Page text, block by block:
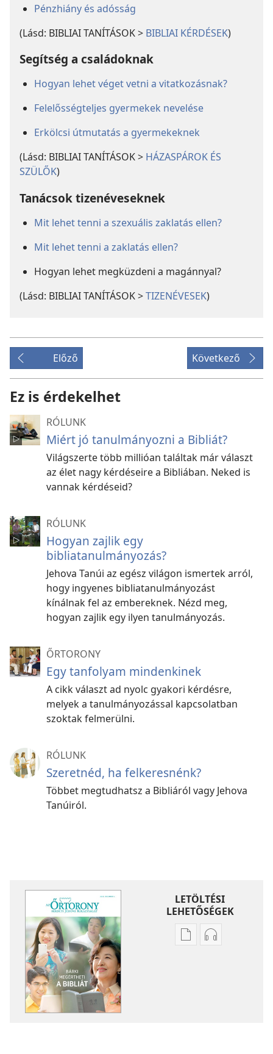
Pénzhiány és adósság
(Lásd: BIBLIAI TANÍTÁSOK > BIBLIAI KÉRDÉSEK)
Segítség a családoknak
Hogyan lehet véget vetni a vitatkozásnak?
Felelősségteljes gyermekek nevelése
Erkölcsi útmutatás a gyermekeknek
(Lásd: BIBLIAI TANÍTÁSOK > HÁZASPÁROK ÉS
SZÜLŐK)
Tanácsok tizenéveseknek
Mit lehet tenni a szexuális zaklatás ellen?
Mit lehet tenni a zaklatás ellen?
Hogyan lehet megküzdeni a magánnyal?
(Lásd: BIBLIAI TANÍTÁSOK >TIZENÉVESEK)
Előző Következő
Ez is érdekelhet
RÓLUNK
Miért jó tanulmányozni a Bibliát?
Világszerte több millióan találtak már választ
az élet nagy kérdéseire a Bibliában. Neked is
vannak kérdéseid?
RÓLUNK
Hogyan zajlik egy
bibliatanulmányozás?
Jehova Tanúi az egész világon ismertek arról,
hogy ingyenes bibliatanulmányozást
kínálnak fel az embereknek. Nézd meg,
hogyan zajlik egy ilyen tanulmányozás.
ŐRTORONY
Egy tanfolyam mindenkinek
A cikk választ ad nyolc gyakori kérdésre,
melyek a tanulmányozással kapcsolatban
szoktak felmerülni.
RÓLUNK
Szeretnéd, ha felkeresnénk?
Többet megtudhatsz a Bibliáról vagy Jehova
Tanúiról.
LETÖLTÉSI
LEHETŐSÉGEK
Kiadványok